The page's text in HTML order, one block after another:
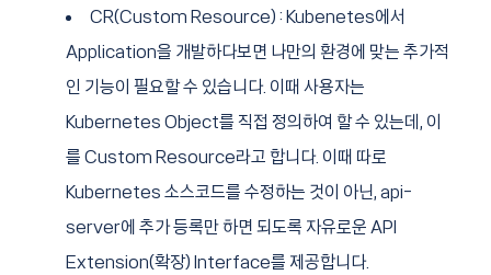
CR(Custom Resource) : Kubenetes에서
Application을 개발하다보면 나만의 환경에 맞는 추가적
인 기능이 필요할 수 있습니다. 이때 사용자는
Kubernetes Object를 직접 정의하여 할 수 있는데, 이
를 Custom Resource라고 합니다. 이때 따로
Kubernetes 소스코드를 수정하는 것이 아닌, api-
server에 추가 등록만 하면 되도록 자유로운 API
Extension(확장) Interface를 제공합니다.